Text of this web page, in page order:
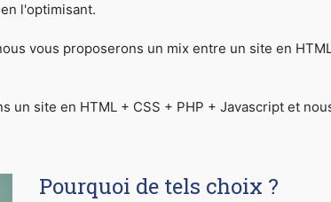
l'optimisant.
vous proposerons un mix entre un site en
site en HTML + CSS + PHP + Javascript et
Pourquoi de tels choix ?